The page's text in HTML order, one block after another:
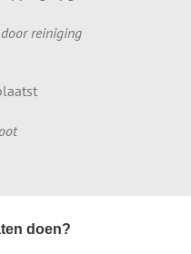
reiniging
doen?